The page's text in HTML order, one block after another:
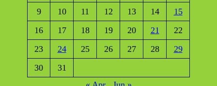
9
10 11 12 13 14
15
16
17 18 19 20 21
22
23
24 25 26 27 28
29
30
31